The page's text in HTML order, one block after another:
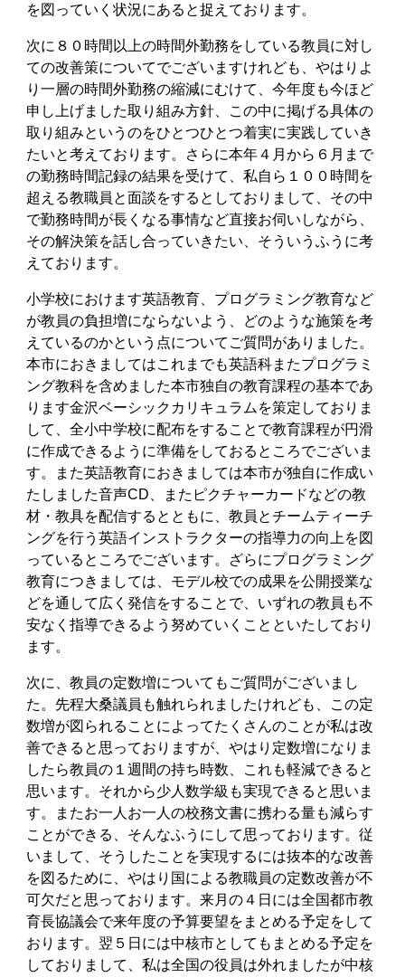
を図っていく状況にあると捉えております。
次に８０時間以上の時間外勤務をしている教員に対し
ての改善策についてでございますけれども、やはりよ
り一層の時間外勤務の縮減にむけて、今年度も今ほど
申し上げました取り組み方針、この中に掲げる具体の
取り組みというのをひとつひとつ着実に実践していき
たいと考えております。さらに本年４月から６月まで
の勤務時間記録の結果を受けて、私自ら１００時間を
超える教職員と面談をするとしておりまして、その中
で勤務時間が長くなる事情など直接お伺いしながら、
その解決策を話し合っていきたい、そういうふうに考
えております。
小学校におけます英語教育、プログラミング教育など
が教員の負担増にならないよう、どのような施策を考
えているのかという点についてご質問がありました。
本市におきましてはこれまでも英語科またプログラミ
ング教科を含めました本市独自の教育課程の基本であ
ります金沢ベーシックカリキュラムを策定しておりま
して、全小中学校に配布をすることで教育課程が円滑
に作成できるように準備をしておるところでございま
す。また英語教育におきましては本市が独自に作成い
たしました音声CD、またピクチャーカードなどの教
材・教具を配信するとともに、教員とチームティーチ
ングを行う英語インストラクターの指導力の向上を図
っているところでございます。ざらにプログラミング
教育につきましては、モデル校での成果を公開授業な
どを通して広く発信をすることで、いずれの教員も不
安なく指導できるよう努めていくことといたしており
ます。
次に、教員の定数増についてもご質問がございまし
た。先程大桑議員も触れられましたけれども、この定
数増が図られることによってたくさんのことが私は改
善できると思っておりますが、やはり定数増になりま
したら教員の１週間の持ち時数、これも軽減できると
思います。それから少人数学級も実現できると思いま
す。またお一人お一人の校務文書に携わる量も減らす
ことができる、そんなふうにして思っております。従
いまして、そうしたことを実現するには抜本的な改善
を図るために、やはり国による教職員の定数改善が不
可欠だと思っております。来月の４日には全国都市教
育長協議会で来年度の予算要望をまとめる予定をして
おります。翌５日には中核市としてもまとめる予定を
しておりまして、私は全国の役員は外れましたが中核